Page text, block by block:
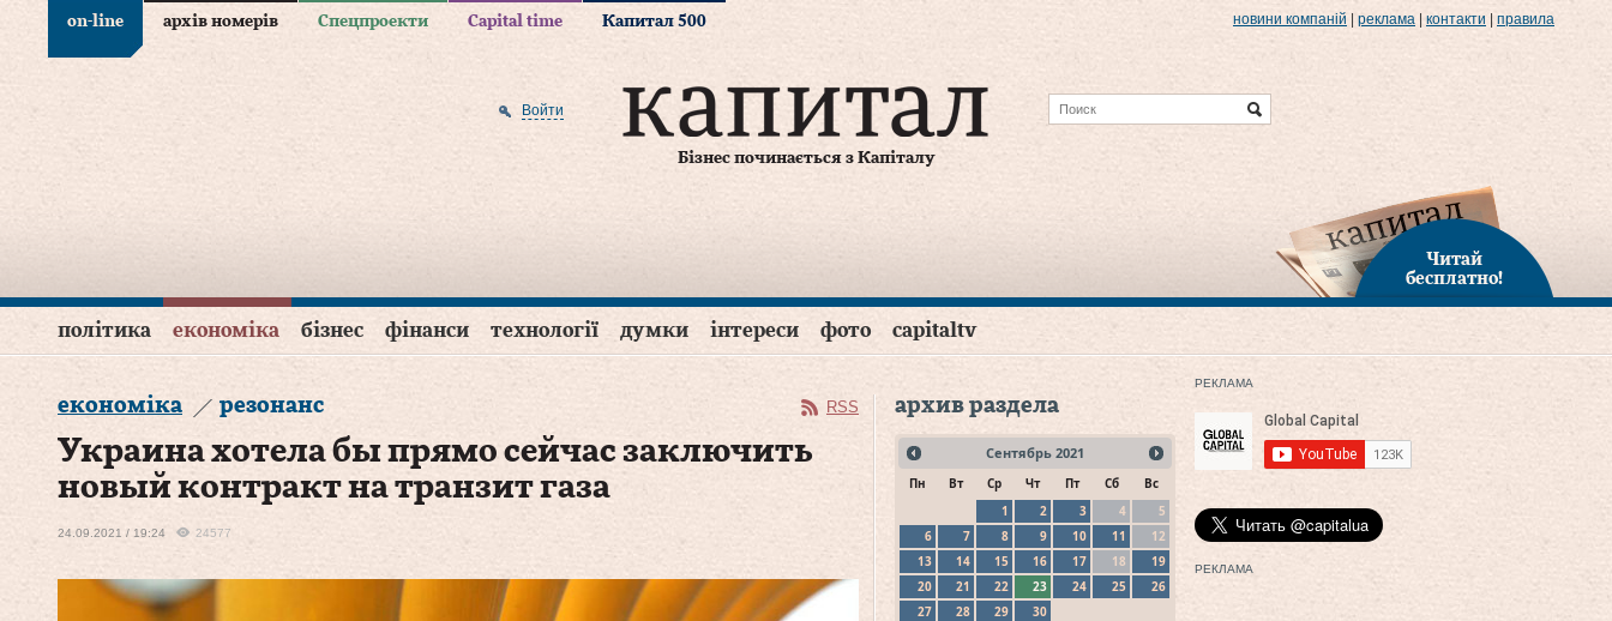
on-line архів номерів Спецпроекти Capital time Капитал 500 новини компаній реклама контакти правила
Бізнес починається з Капіталу
Войти
Читай
бесплатно!
політика економіка бізнес фінанси технології думки інтереси фото capitaltv
економіка резонанс RSS
Украина хотела бы прямо сейчас заключить
новый контракт на транзит газа
24.09.2021 / 19:24 24577
архив раздела
Сентябрь 2021
Пн Вт Ср Чт Пт Сб
Вс
1
2 3 4
5
6
7 8 9 10 11
12
13
14 15 16 17 18
19
20
21 22 23 24 25
26
27
28 29 30
РЕКЛАМА
РЕКЛАМА